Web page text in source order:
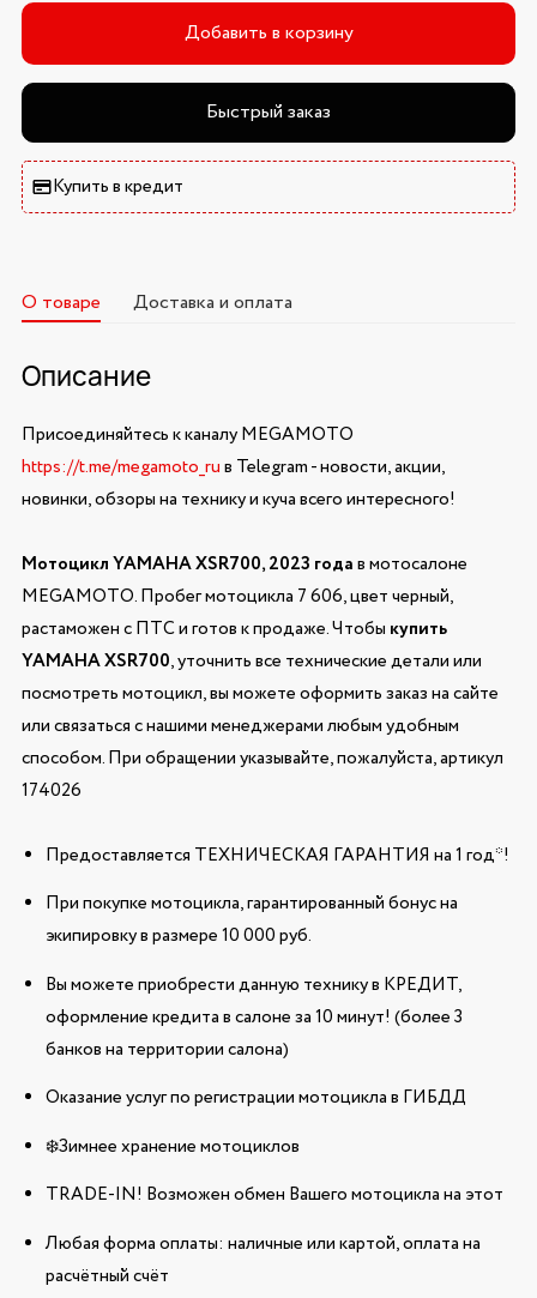
Добавить в корзину
Быстрый заказ
Купить в кредит
О товаре Доставка и оплата
Описание
Присоединяйтесь к каналу MEGAMOTO
https://t.me/megamoto_ruв Telegram - новости, акции,
новинки, обзоры на технику и куча всего интересного!
Мотоцикл YAMAHA XSR700, 2023 годав мотосалоне
MEGAMOTO. Пробег мотоцикла 7 606, цвет черный,
растаможен с ПТС и готов к продаже. Чтобы купить
YAMAHA XSR700, уточнить все технические детали или
посмотреть мотоцикл, вы можете оформить заказ на сайте
или связаться с нашими менеджерами любым удобным
способом. При обращении указывайте, пожалуйста, артикул
174026
Предоставляется ТЕХНИЧЕСКАЯ ГАРАНТИЯ на 1 год*!
При покупке мотоцикла, гарантированный бонус на
экипировку в размере 10 000 руб.
Вы можете приобрести данную технику в КРЕДИТ,
оформление кредита в салоне за 10 минут! (более 3
банков на территории салона)
Оказание услуг по регистрации мотоцикла в ГИБДД
❄️Зимнее хранение мотоциклов
TRADE-IN! Возможен обмен Вашего мотоцикла на этот
Любая форма оплаты: наличные или картой, оплата на
расчётный счёт